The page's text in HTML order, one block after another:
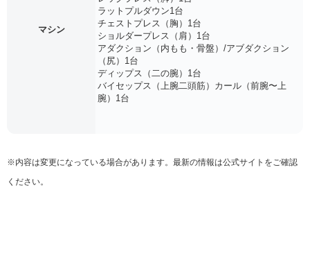
マシン
ラットプルダウン1台
チェストプレス（胸）1台
ショルダープレス（肩）1台
アダクション（内もも・骨盤）/アブダクション
（尻）1台
ディップス（二の腕）1台
バイセップス（上腕二頭筋）カール（前腕〜上
腕）1台
※内容は変更になっている場合があります。最新の情報は公式サイトをご確認
ください。